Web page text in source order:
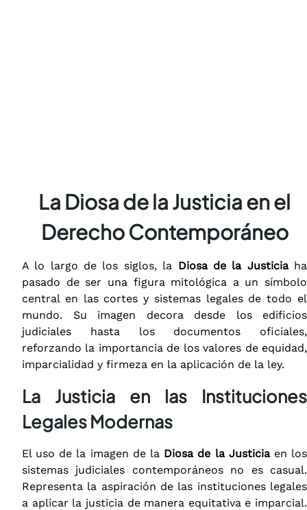
La Diosa de la Justicia en el
Derecho Contemporáneo
A lo largo de los siglos, la Diosa de la Justiciaha
pasado de ser una figura mitológica a un símbolo
central en las cortes y sistemas legales de todo el
mundo. Su imagen decora desde los edificios
judiciales hasta los documentos oficiales,
reforzando la importancia de los valores de equidad,
imparcialidad y firmeza en la aplicación de la ley.
La Justicia en las Instituciones
Legales Modernas
El uso de la imagen de la Diosa de la Justiciaen los
sistemas judiciales contemporáneos no es casual.
Representa la aspiración de las instituciones legales
a aplicar la justicia de manera equitativa e imparcial.